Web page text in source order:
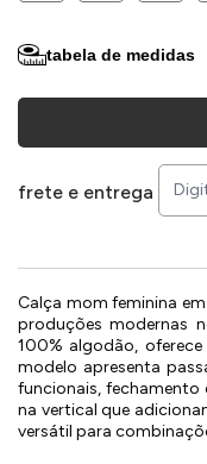
tabela de medidas
frete e entrega
Calça mom feminina
produções modernas
100% algodão,
modelo apresenta
funcionais, fechamento
na vertical que
versátil para